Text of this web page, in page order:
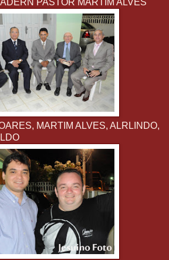
PASTOR MARTIM ALVES
MARTIM ALVES, ALRLINDO,